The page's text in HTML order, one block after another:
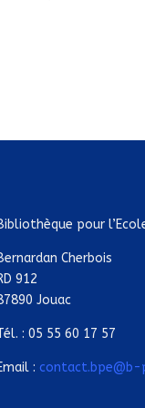
pour
Cherbois
912
Jouac
: 05 55 60 17 57
: